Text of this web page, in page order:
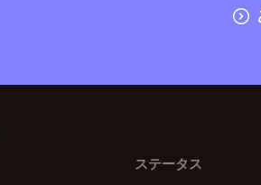
ステータス